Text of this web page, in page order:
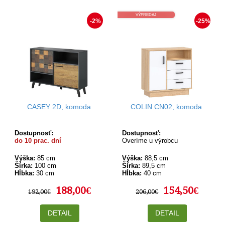
-2%
CASEY 2D, komoda
Dostupnosť:
do 10 prac. dní
Výška: 85 cm
Šírka: 100 cm
Hĺbka: 30 cm
192,00€ 188,00€
DETAIL
VÝPREDAJ
-25%
COLIN CN02, komoda
Dostupnosť:
Overíme u výrobcu
Výška: 88,5 cm
Šírka: 89,5 cm
Hĺbka: 40 cm
206,00€ 154,50€
DETAIL